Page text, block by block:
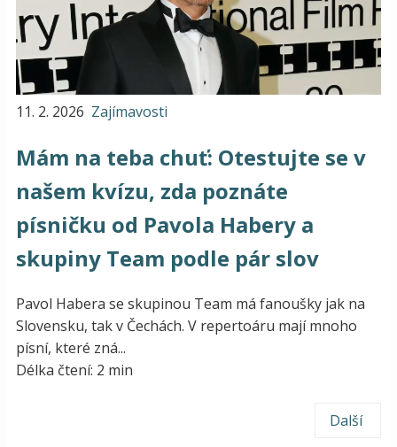
11. 2. 2026 Zajímavosti
Mám na teba chuť: Otestujte se v
našem kvízu, zda poznáte
písničku od Pavola Habery a
skupiny Team podle pár slov
Pavol Habera se skupinou Team má fanoušky jak na
Slovensku, tak v Čechách. V repertoáru mají mnoho
písní, které zná...
Délka čtení: 2 min
Další